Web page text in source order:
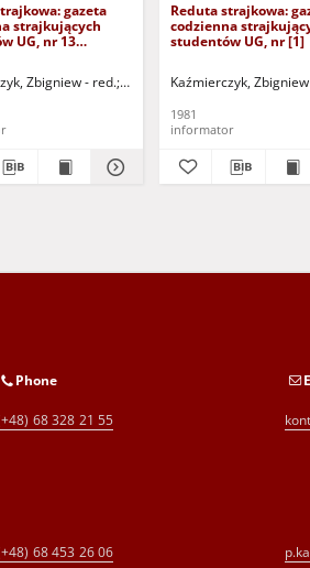
- red. Rybicki, Jacek - red. Nawrocka, Joanna -
gazeta
strajkujących
UG, nr 13
Zbigniew - red. Zalesiński, Jarosław - red.
Reduta strajkowa:
codzienna
studentów UG, nr [1]
Kaźmierczyk,
1981
informator
Phone
68 328 21 55
68 453 26 06